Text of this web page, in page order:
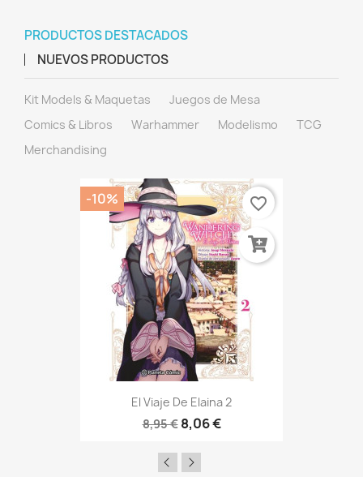
PRODUCTOS DESTACADOS
NUEVOS PRODUCTOS
Kit Models & Maquetas
Juegos de Mesa
Comics & Libros
Warhammer Modelismo
TCG
Merchandising
El Viaje De Elaina 2
8,95 € 8,06 €
-10% favorite_border